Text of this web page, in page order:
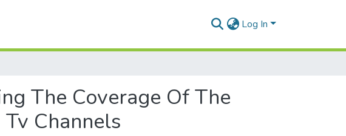
Log In
The Coverage Of The
Channels